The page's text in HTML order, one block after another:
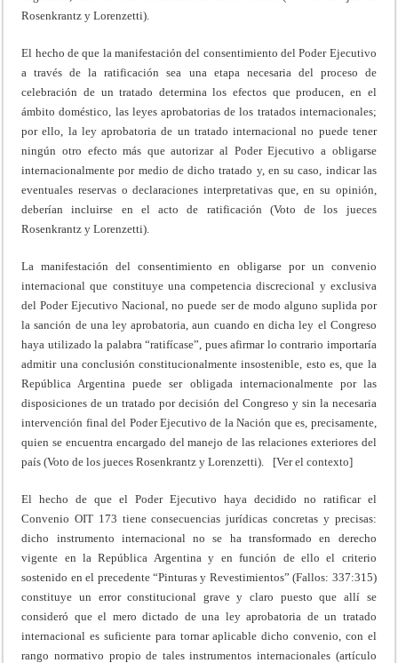
Rosenkrantz y Lorenzetti).
El hecho de que la manifestación del consentimiento del Poder Ejecutivo
a través de la ratificación sea una etapa necesaria del proceso de
celebración de un tratado determina los efectos que producen, en el
ámbito doméstico, las leyes aprobatorias de los tratados internacionales;
por ello, la ley aprobatoria de un tratado internacional no puede tener
ningún otro efecto más que autorizar al Poder Ejecutivo a obligarse
internacionalmente por medio de dicho tratado y, en su caso, indicar las
eventuales reservas o declaraciones interpretativas que, en su opinión,
deberían incluirse en el acto de ratificación (Voto de los jueces
Rosenkrantz y Lorenzetti).
La manifestación del consentimiento en obligarse por un convenio
internacional que constituye una competencia discrecional y exclusiva
del Poder Ejecutivo Nacional, no puede ser de modo alguno suplida por
la sanción de una ley aprobatoria, aun cuando en dicha ley el Congreso
haya utilizado la palabra “ratifícase”, pues afirmar lo contrario importaría
admitir una conclusión constitucionalmente insostenible, esto es, que la
República Argentina puede ser obligada internacionalmente por las
disposiciones de un tratado por decisión del Congreso y sin la necesaria
intervención final del Poder Ejecutivo de la Nación que es, precisamente,
quien se encuentra encargado del manejo de las relaciones exteriores del
país (Voto de los jueces Rosenkrantz y Lorenzetti). [Ver el contexto]
El hecho de que el Poder Ejecutivo haya decidido no ratificar el
Convenio OIT 173 tiene consecuencias jurídicas concretas y precisas:
dicho instrumento internacional no se ha transformado en derecho
vigente en la República Argentina y en función de ello el criterio
sostenido en el precedente “Pinturas y Revestimientos” (Fallos: 337:315)
constituye un error constitucional grave y claro puesto que allí se
consideró que el mero dictado de una ley aprobatoria de un tratado
internacional es suficiente para tornar aplicable dicho convenio, con el
rango normativo propio de tales instrumentos internacionales (artículo